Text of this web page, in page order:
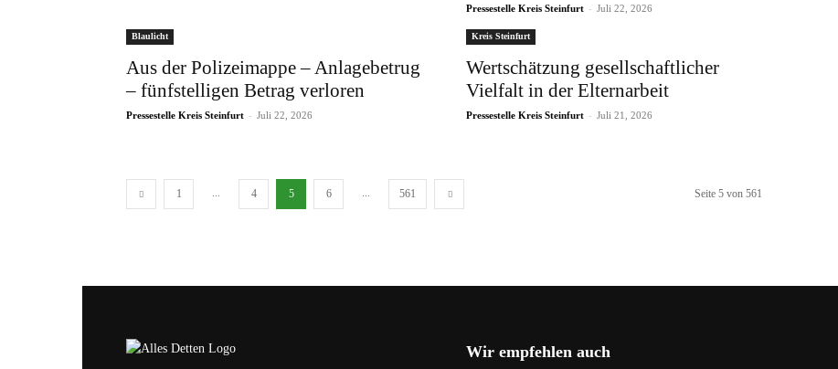
Pressestelle Kreis Steinfurt - Juli 22, 2026
Blaulicht
Aus der Polizeimappe – Anlagebetrug
– fünfstelligen Betrag verloren
Pressestelle Kreis Steinfurt - Juli 22, 2026
Kreis Steinfurt
Wertschätzung gesellschaftlicher
Vielfalt in der Elternarbeit
Pressestelle Kreis Steinfurt - Juli 21, 2026
1 ... 4 5 6 ... 561 Seite 5 von 561
Wir empfehlen auch